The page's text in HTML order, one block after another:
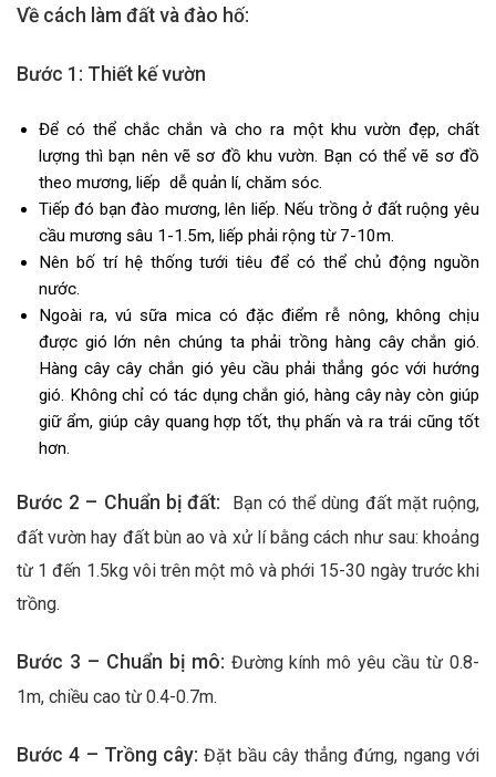
Về cách làm đất và đào hố:
Bước 1: Thiết kế vườn
Để có thể chắc chắn và cho ra một khu vườn đẹp, chất
lượng thì bạn nên vẽ sơ đồ khu vườn. Bạn có thể vẽ sơ đồ
theo mương, liếp dễ quản lí, chăm sóc.
Tiếp đó bạn đào mương, lên liếp. Nếu trồng ở đất ruộng yêu
cầu mương sâu 1-1.5m, liếp phải rộng từ 7-10m.
Nên bố trí hệ thống tưới tiêu để có thể chủ động nguồn
nước.
Ngoài ra, vú sữa mica có đặc điểm rễ nông, không chịu
được gió lớn nên chúng ta phải trồng hàng cây chắn gió.
Hàng cây cây chắn gió yêu cầu phải thẳng góc với hướng
gió. Không chỉ có tác dụng chắn gió, hàng cây này còn giúp
giữ ẩm, giúp cây quang hợp tốt, thụ phấn và ra trái cũng tốt
hơn.
Bước 2 – Chuẩn bị đất:
Bạn có thể dùng đất mặt ruộng,
đất vườn hay đất bùn ao và xử lí bằng cách như sau: khoảng
từ 1 đến 1.5kg vôi trên một mô và phới 15-30 ngày trước khi
trồng.
Bước 3 – Chuẩn bị mô: Đường kính mô yêu cầu từ 0.8-
1m, chiều cao từ 0.4-0.7m.
Bước 4 – Trồng cây:Đặt bầu cây thẳng đứng, ngang với